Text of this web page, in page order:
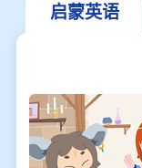
启蒙英语